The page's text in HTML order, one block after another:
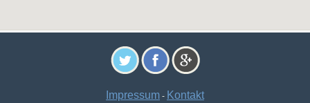
Impressum - Kontakt